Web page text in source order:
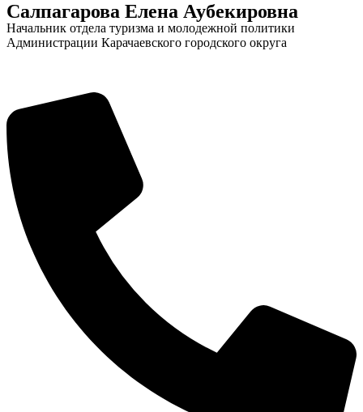
Салпагарова Елена Аубекировна
Начальник отдела туризма и молодежной политики
Администрации Карачаевского городского округа